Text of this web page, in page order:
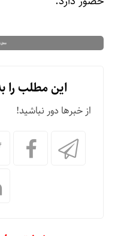
این مطلب را
از خبرها دور نباشید!